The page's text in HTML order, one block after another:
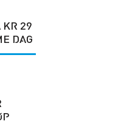
KR 29
DAG